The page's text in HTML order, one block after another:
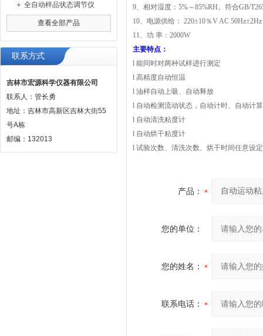
全自动样品状态调节仪
查看全部产品
联系方式
吉林市宏源科学仪器有限公司
联系人：管长勇
地址：吉林市高新区吉林大街55
号A栋
邮编：132013
9、相对湿度：5%～85%RH。 符合GB/
10、电源供给： 220±10％V AC 50Hz±2Hz
11、功 率：2000W
主要特点：
l 能同时对两种试样进行测定
l 高精度自动恒温
l 油样自动上吸、自动释放
l 自动检测流动状态，自动计时、自动计
l 自动清洗粘度计
l 自动烘干粘度计
l 试验次数、清洗次数、烘干时间任意设
产品：
您的单位：
您的姓名：
联系电话：